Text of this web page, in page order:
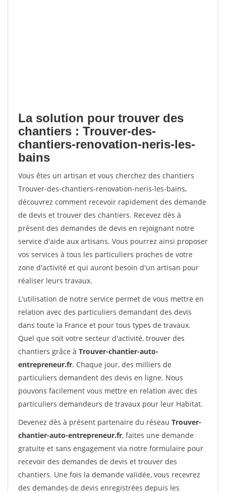
La solution pour trouver des
chantiers : Trouver-des-
chantiers-renovation-neris-les-
bains
Vous êtes un artisan et vous cherchez des chantiers
Trouver-des-chantiers-renovation-neris-les-bains,
découvrez comment recevoir rapidement des demande
de devis et trouver des chantiers. Recevez dès à
présent des demandes de devis en rejoignant notre
service d'aide aux artisans. Vous pourrez ainsi proposer
vos services à tous les particuliers proches de votre
zone d'activité et qui auront besoin d'un artisan pour
réaliser leurs travaux.
L'utilisation de notre service permet de vous mettre en
relation avec des particuliers demandant des devis
dans toute la France et pour tous types de travaux.
Quel que soit votre secteur d'activité, trouver des
chantiers grâce à Trouver-chantier-auto-
entrepreneur.fr. Chaque jour, des milliers de
particuliers demandent des devis en ligne. Nous
pouvons facilement vous mettre en relation avec des
particuliers demandeurs de travaux pour leur Habitat.
Devenez dès à présent partenaire du réseau Trouver-
chantier-auto-entrepreneur.fr, faites une demande
gratuite et sans engagement via notre formulaire pour
recevoir des demandes de devis et trouver des
chantiers. Une fois la demande validée, vous recevrez
des demandes de devis enregistrées depuis les